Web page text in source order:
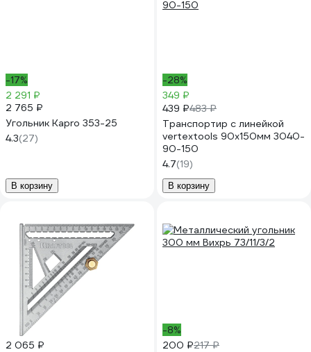
-17%
2 291 ₽
2 765 ₽
Угольник Kapro 353-25
4.3(27)
В корзину
-28%
349 ₽
439 ₽483 ₽
Транспортир с линейкой
vertextools 90x150мм 3040-
90-150
4.7(19)
В корзину
2 065 ₽
-8%
200 ₽217 ₽